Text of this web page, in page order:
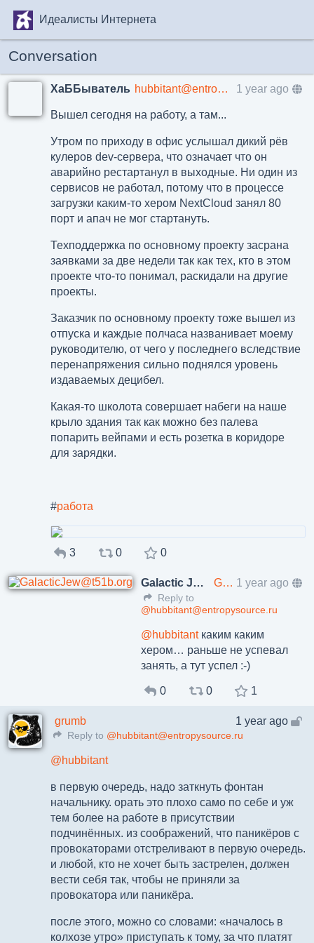
Идеалисты Интернета
Conversation
ХаББыватель hubbitant@entropysource.ru 1 year ago
Вышел сегодня на работу, а там...
Утром по приходу в офис услышал дикий рёв
кулеров dev-сервера, что означает что он
аварийно рестартанул в выходные. Ни один из
сервисов не работал, потому что в процессе
загрузки каким-то хером NextCloud занял 80
порт и апач не мог стартануть.
Техподдержка по основному проекту засрана
заявками за две недели так как тех, кто в этом
проекте что-то понимал, раскидали на другие
проекты.
Заказчик по основному проекту тоже вышел из
отпуска и каждые полчаса названивает моему
руководителю, от чего у последнего вследствие
перенапряжения сильно поднялся уровень
издаваемых децибел.
Какая-то школота совершает набеги на наше
крыло здания так как можно без палева
попарить вейпами и есть розетка в коридоре
для зарядки.
#работа
3 0 0
Galactic Jew 🇮🇱 GalacticJew@t51b.org 1 year ago
Reply to
@hubbitant@entropysource.ru
@hubbitantкаким каким
хером… раньше не успевал
занять, а тут успел :-)
0 0 1
grumb 1 year ago
Reply to @hubbitant@entropysource.ru
@hubbitant
в первую очередь, надо заткнуть фонтан
начальнику. орать это плохо само по себе и уж
тем более на работе в присутствии
подчинённых. из соображений, что паникёров с
провокаторами отстреливают в первую очередь.
и любой, кто не хочет быть застрелен, должен
вести себя так, чтобы не приняли за
провокатора или паникёра.
после этого, можно со словами: «началось в
колхозе утро» приступать к тому, за что платят